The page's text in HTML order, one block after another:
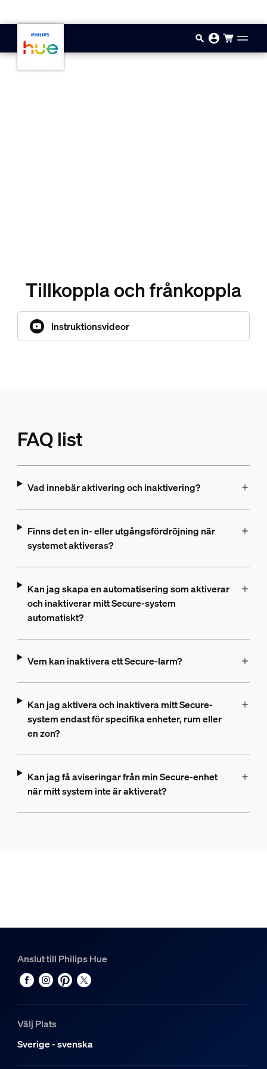
Tillkoppla och frånkoppla
Instruktionsvideor
FAQ list
Vad innebär aktivering och inaktivering?
Finns det en in- eller utgångsfördröjning när
systemet aktiveras?
Kan jag skapa en automatisering som aktiverar
och inaktiverar mitt Secure-system
automatiskt?
Vem kan inaktivera ett Secure-larm?
Kan jag aktivera och inaktivera mitt Secure-
system endast för specifika enheter, rum eller
en zon?
Kan jag få aviseringar från min Secure-enhet
när mitt system inte är aktiverat?
Anslut till Philips Hue
Välj Plats
Sverige - svenska